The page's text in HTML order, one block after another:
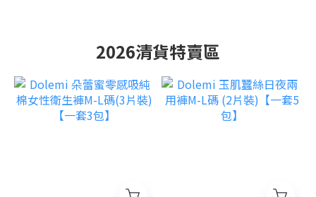
2026清貨特賣區